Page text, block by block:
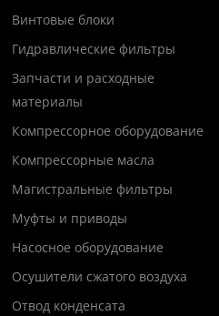
Винтовые блоки
Гидравлические фильтры
Запчасти и расходные
материалы
Компрессорное оборудование
Компрессорные масла
Магистральные фильтры
Муфты и приводы
Насосное оборудование
Осушители сжатого воздуха
Отвод конденсата